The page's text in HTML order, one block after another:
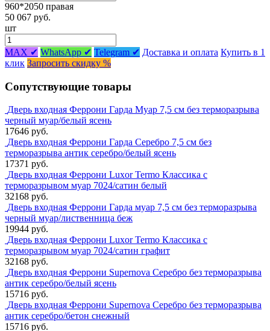
960*2050 правая
50 067 руб.
шт
MAX ✔ WhatsApp ✔ Telegram ✔ Доставка и оплата Купить в 1
клик Запросить скидку %
Сопутствующие товары
Дверь входная Феррони Гарда Муар 7,5 см без терморазрыва
черный муар/белый ясень
17646 руб.
Дверь входная Феррони Гарда Серебро 7,5 см без
терморазрыва антик серебро/белый ясень
17371 руб.
Дверь входная Феррони Luxor Termo Классика с
терморазрывом муар 7024/сатин белый
32168 руб.
Дверь входная Феррони Гарда муар 7,5 см без терморазрыва
черный муар/лиственница беж
19944 руб.
Дверь входная Феррони Luxor Termo Классика с
терморазрывом муар 7024/сатин графит
32168 руб.
Дверь входная Феррони Supernova Серебро без терморазрыва
антик серебро/белый ясень
15716 руб.
Дверь входная Феррони Supernova Серебро без терморазрыва
антик серебро/бетон снежный
15716 руб.